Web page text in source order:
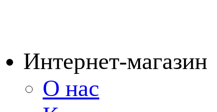
Интернет-магазин
О нас